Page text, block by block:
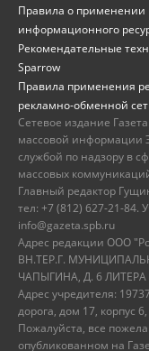
Правила о применении
информационного
Рекомендательные
Sparrow
Правила применения
рекламно-обменной
Сетевое издание
массовой информации
службой по надзору в
массовых
Главный редактор
тел: +7 (812) 627-21-
info@gazeta.spb.ru
Адрес редакции ООО
ВН.ТЕР.Г.
ЧАПЫГИНА, Д. 6
Адрес учредителя:
дорога, дом 17, корпус
Пожалуйста, все
опубликованном на